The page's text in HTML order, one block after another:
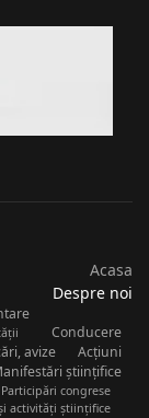
Acasa
Despre noi
Conducere
avize
Acțiuni
științifice
Participări congrese
activități științifice